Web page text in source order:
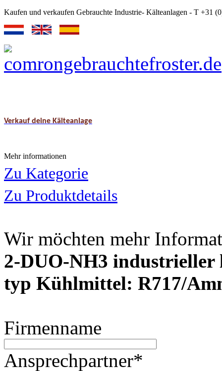
Kaufen und verkaufen Gebrauchte Industrie- Kälteanlagen - T +31
Verkauf deine Kälteanlage
Mehr informationen
Zu Kategorie
Zu Produktdetails
Wir möchten mehr
2-DUO-NH3 industrieller
typ Kühlmittel: R717/
Firmenname
Ansprechpartner*